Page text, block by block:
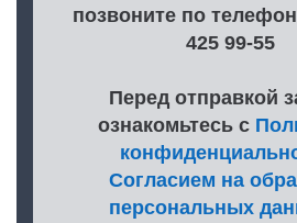
позвоните по
425 99-55
Перед отправкой
ознакомьтесь с
Согласием на
персональных